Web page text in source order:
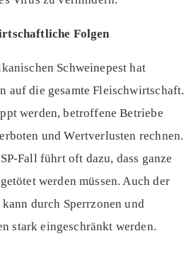
Folgen
Schweinepest hat
auf die gesamte Fleischwirtschaft.
werden, betroffene Betriebe
und Wertverlusten rechnen.
Fall führt oft dazu, dass ganze
werden müssen. Auch der
durch Sperrzonen und
stark eingeschränkt werden.